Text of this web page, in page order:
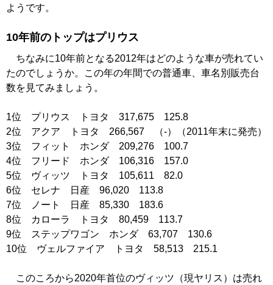
ようです。
10年前のトップはプリウス
ちなみに10年前となる2012年はどのような車が売れてい
たのでしょうか。この年の年間での普通車、車名別販売台
数を見てみましょう。
1位 プリウス トヨタ 317,675 125.8
2位 アクア トヨタ 266,567 （-）（2011年末に発売）
3位 フィット ホンダ 209,276 100.7
4位 フリード ホンダ 106,316 157.0
5位 ヴィッツ トヨタ 105,611 82.0
6位 セレナ 日産 96,020 113.8
7位 ノート 日産 85,330 183.6
8位 カローラ トヨタ 80,459 113.7
9位 ステップワゴン ホンダ 63,707 130.6
10位 ヴェルファイア トヨタ 58,513 215.1
このころから2020年首位のヴィッツ（現ヤリス）は売れ